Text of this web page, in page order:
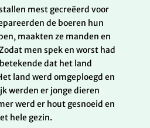
mest gecreëerd voor
de boeren hun
maakten ze manden en
men spek en worst had
dat het land
land werd omgeploegd en
werden er jonge dieren
werd er hout gesnoeid en
hele gezin.